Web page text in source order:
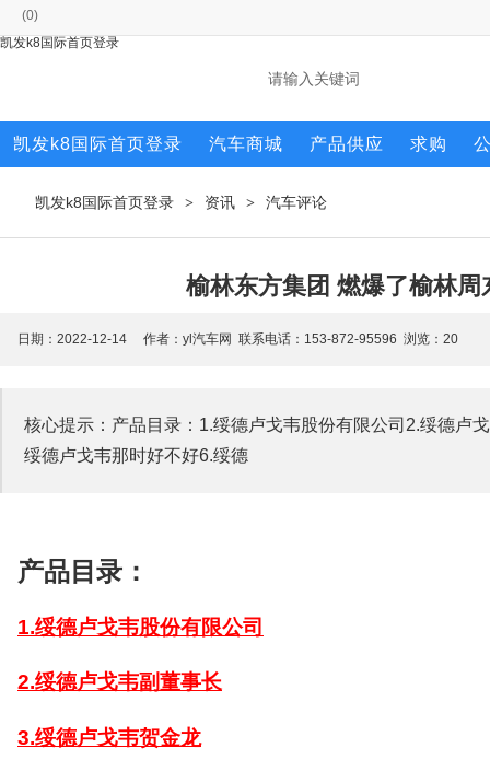
(0)
凯发k8国际首页登录
凯发k8国际首页登录 汽车商城 产品供应 求购
凯发k8国际首页登录 > 资讯 > 汽车评论
榆林东方集团 燃爆了榆林
日期：2022-12-14 作者：yl汽车网 联系电话：153-872-95596 浏览： 20
核心提示：产品目录：1.绥德卢戈韦股份有限公司2.绥德卢
绥德卢戈韦那时好不好6.绥德
产品目录：
1.绥德卢戈韦股份有限公司
2.绥德卢戈韦副董事长
3.绥德卢戈韦贺金龙